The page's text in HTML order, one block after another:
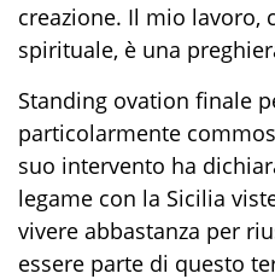
creazione. Il mio lavoro,
spirituale, è una
Standing ovation finale
particolarmente
suo intervento ha
legame con la Sicilia
vivere abbastanza per
essere parte di questo